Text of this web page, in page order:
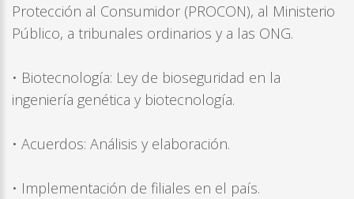
Protección al Consumidor (PROCON), al Ministerio
Público, a tribunales ordinarios y a las ONG.
• Biotecnología: Ley de bioseguridad en la
ingeniería genética y biotecnología.
• Acuerdos: Análisis y elaboración.
• Implementación de filiales en el país.